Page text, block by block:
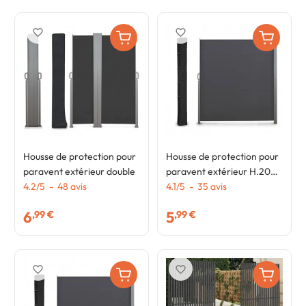
Housse de protection pour
paravent extérieur double
4.2/5 - 48 avis
6,99 €
favorite_border
Housse de protection pour
paravent extérieur H.200
CM
4.1/5 - 35 avis
5,99 €
favorite_border
favorite_border favorite_border